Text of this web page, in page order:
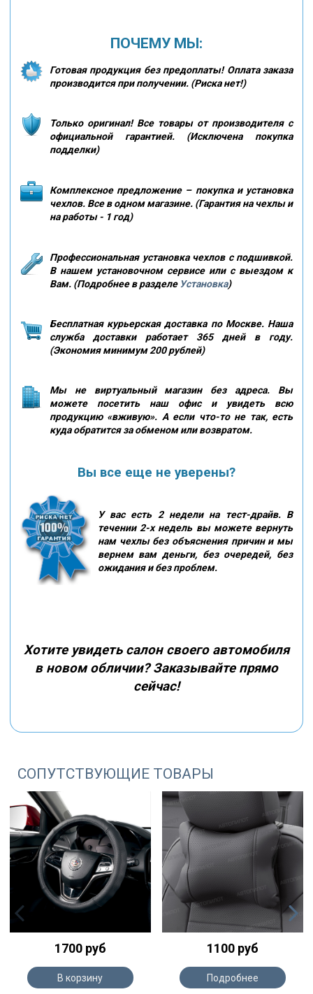
ПОЧЕМУ МЫ:
Готовая продукция без предоплаты! Оплата заказа
производится при получении. (Риска нет!)
Только оригинал! Все товары от производителя с
официальной гарантией. (Исключена покупка
подделки)
Комплексное предложение – покупка и установка
чехлов. Все в одном магазине. (Гарантия на чехлы и
на работы - 1 год)
Профессиональная установка чехлов с подшивкой.
В нашем установочном сервисе или с выездом к
Вам. (Подробнее в разделе Установка)
Бесплатная курьерская доставка по Москве. Наша
служба доставки работает 365 дней в году.
(Экономия минимум 200 рублей)
Мы не виртуальный магазин без адреса. Вы
можете посетить наш офис и увидеть всю
продукцию «вживую». А если что-то не так, есть
куда обратится за обменом или возвратом.
Вы все еще не уверены?
У вас есть 2 недели на тест-драйв. В
течении 2-х недель вы можете вернуть
нам чехлы без объяснения причин и мы
вернем вам деньги, без очередей, без
ожидания и без проблем.
Хотите увидеть салон своего автомобиля
в новом обличии? Заказывайте прямо
сейчас!
СОПУТСТВУЮЩИЕ ТОВАРЫ
1700 руб
В корзину
1100 руб
Подробнее